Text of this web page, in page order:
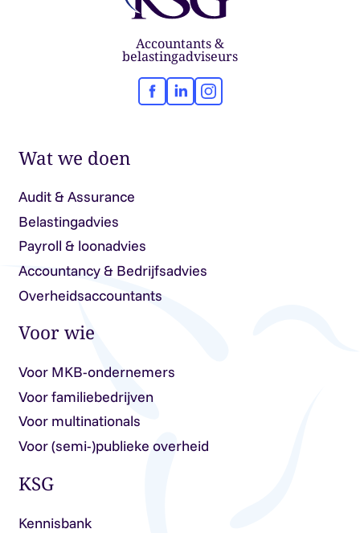
Accountants &
belastingadviseurs
Facebook
LinkedInInstagram
Wat we doen
Audit & Assurance
Belastingadvies
Payroll & loonadvies
Accountancy & Bedrijfsadvies
Overheidsaccountants
Voor wie
Voor MKB-ondernemers
Voor familiebedrijven
Voor multinationals
Voor (semi-)publieke overheid
KSG
Kennisbank